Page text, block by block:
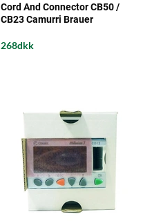
Cord And Connector CB50 /
CB23 Camurri Brauer
268dkk